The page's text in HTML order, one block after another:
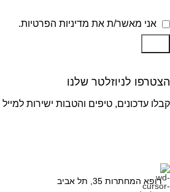
אני מאשר/ת את מדיניות הפרטיות.
הצטרפו לניוזלטר שלנו
קבלו עדכונים, טיפים והטבות ישירות
רופא המחתרות 35, תל אביב